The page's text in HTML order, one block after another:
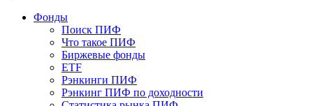
Фонды
Поиск ПИФ
Что такое ПИФ
Биржевые фонды
ETF
Рэнкинги ПИФ
Рэнкинг ПИФ по доходности